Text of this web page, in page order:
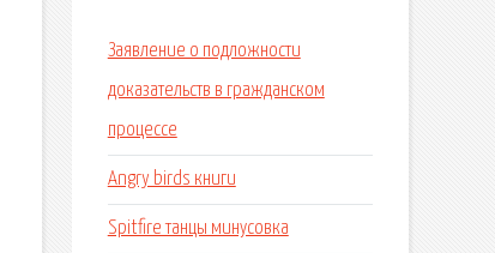
Заявление о подложности
доказательств в гражданском
процессе
Angry birds книги
Spitfire танцы минусовка